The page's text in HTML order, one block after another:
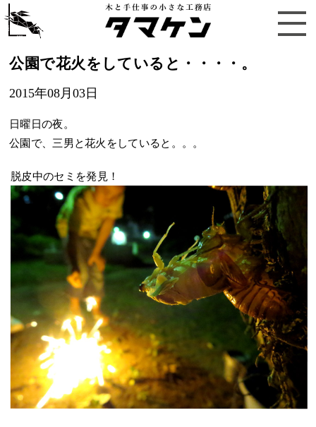
公園で花火をしていると・・・・。
2015年08月03日
日曜日の夜。
公園で、三男と花火をしていると。。。
脱皮中のセミを発見！